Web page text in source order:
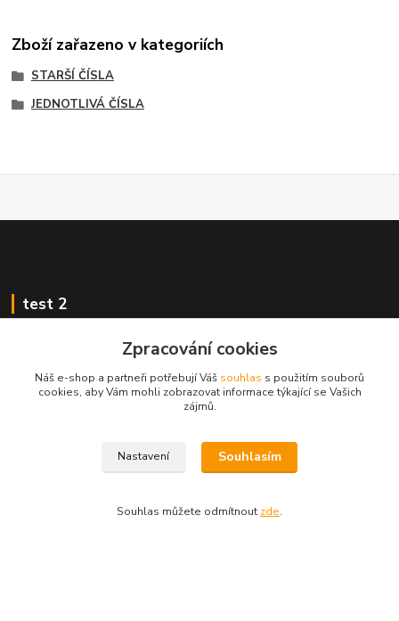
Zboží zařazeno v kategoriích
STARŠÍ ČÍSLA
JEDNOTLIVÁ ČÍSLA
test 2
+420 222 718 046, volba 3
Zpracování cookies
Náš e-shop a partneři potřebují Váš souhlas s použitím souborů
cookies, aby Vám mohli zobrazovat informace týkající se Vašich
zájmů.
Nastavení Souhlasím
Souhlas můžete odmítnout zde.